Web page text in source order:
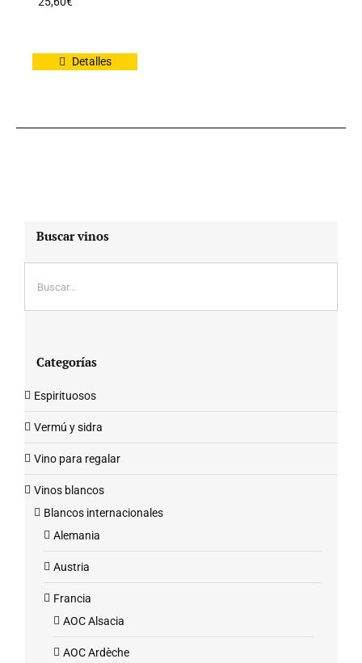
Detalles
Buscar vinos
Categorías
Espirituosos
Vermú y sidra
Vino para regalar
Vinos blancos
Blancos internacionales
Alemania
Austria
Francia
AOC Alsacia
AOC Ardèche